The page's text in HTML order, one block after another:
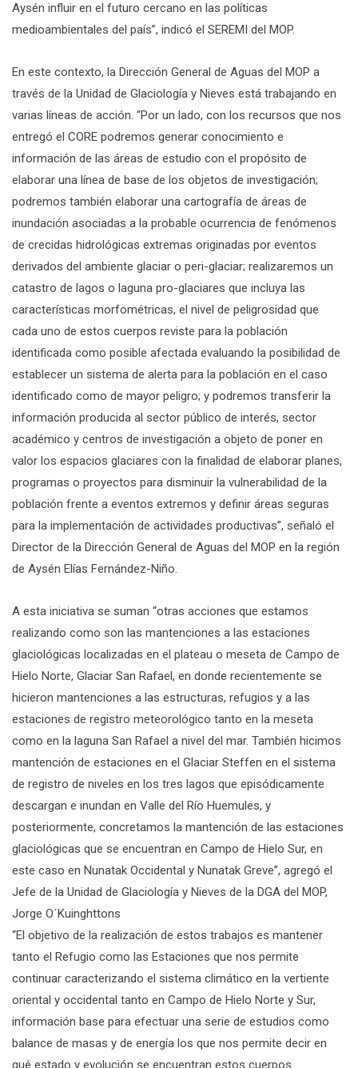
Aysén influir en el futuro cercano en las políticas
medioambientales del país”, indicó el SEREMI del MOP.
En este contexto, la Dirección General de Aguas del MOP a
través de la Unidad de Glaciología y Nieves está trabajando en
varias líneas de acción. “Por un lado, con los recursos que nos
entregó el CORE podremos generar conocimiento e
información de las áreas de estudio con el propósito de
elaborar una línea de base de los objetos de investigación;
podremos también elaborar una cartografía de áreas de
inundación asociadas a la probable ocurrencia de fenómenos
de crecidas hidrológicas extremas originadas por eventos
derivados del ambiente glaciar o peri-glaciar; realizaremos un
catastro de lagos o laguna pro-glaciares que incluya las
características morfométricas, el nivel de peligrosidad que
cada uno de estos cuerpos reviste para la población
identificada como posible afectada evaluando la posibilidad de
establecer un sistema de alerta para la población en el caso
identificado como de mayor peligro; y podremos transferir la
información producida al sector público de interés, sector
académico y centros de investigación a objeto de poner en
valor los espacios glaciares con la finalidad de elaborar planes,
programas o proyectos para disminuir la vulnerabilidad de la
población frente a eventos extremos y definir áreas seguras
para la implementación de actividades productivas”, señaló el
Director de la Dirección General de Aguas del MOP en la región
de Aysén Elías Fernández-Niño.
A esta iniciativa se suman “otras acciones que estamos
realizando como son las mantenciones a las estaciones
glaciológicas localizadas en el plateau o meseta de Campo de
Hielo Norte, Glaciar San Rafael, en donde recientemente se
hicieron mantenciones a las estructuras, refugios y a las
estaciones de registro meteorológico tanto en la meseta
como en la laguna San Rafael a nivel del mar. También hicimos
mantención de estaciones en el Glaciar Steffen en el sistema
de registro de niveles en los tres lagos que episódicamente
descargan e inundan en Valle del Río Huemules, y
posteriormente, concretamos la mantención de las estaciones
glaciológicas que se encuentran en Campo de Hielo Sur, en
este caso en Nunatak Occidental y Nunatak Greve”, agregó el
Jefe de la Unidad de Glaciología y Nieves de la DGA del MOP,
Jorge O´Kuinghttons
“El objetivo de la realización de estos trabajos es mantener
tanto el Refugio como las Estaciones que nos permite
continuar caracterizando el sistema climático en la vertiente
oriental y occidental tanto en Campo de Hielo Norte y Sur,
información base para efectuar una serie de estudios como
balance de masas y de energía los que nos permite decir en
qué estado y evolución se encuentran estos cuerpos